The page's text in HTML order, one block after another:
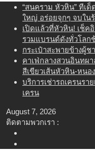
content
“สนคราม หัวหิน” ทีเ
ใหญ่ อร่อยจุกๆ จบใน
เปิดแล้วที่หัวหิน! เช็ค
รวมแบรนด์ดังทั่วโลก
กระเป๋าสะพายข้างผู้
คาเฟ่กลางสวนอินทผา
สีเขียวเส้นหัวหิน-หน
บริการเช่ารถเครนรา
เครน
August 7, 2026
ติดตามพวกเรา :